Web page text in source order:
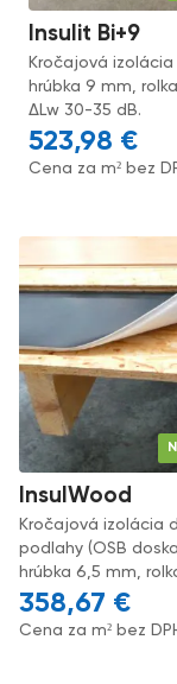
Insulit Bi+9
Kročajová
hrúbka 9 mm,
ΔLw 30-35 dB.
523,98 €
Cena za m² bez
InsulWood
Kročajová izolácia
podlahy (OSB
hrúbka 6,5 mm,
358,67 €
Cena za m² bez